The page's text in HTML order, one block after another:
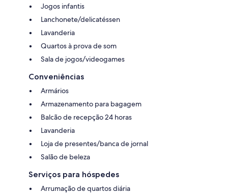
Jogos infantis
Lanchonete/delicatéssen
Lavanderia
Quartos à prova de som
Sala de jogos/videogames
Conveniências
Armários
Armazenamento para bagagem
Balcão de recepção 24 horas
Lavanderia
Loja de presentes/banca de jornal
Salão de beleza
Serviços para hóspedes
Arrumação de quartos diária